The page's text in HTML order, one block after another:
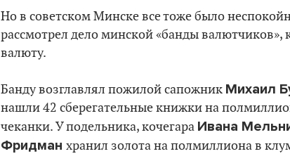
Но в советском Минске все тоже было
рассмотрел дело минской «банды валютчиков»,
валюту.
Банду возглавлял пожилой сапожник Михаил
нашли 42 сберегательные книжки на
чеканки. У подельника, кочегара Ивана
Фридман хранил золота на полмиллиона в